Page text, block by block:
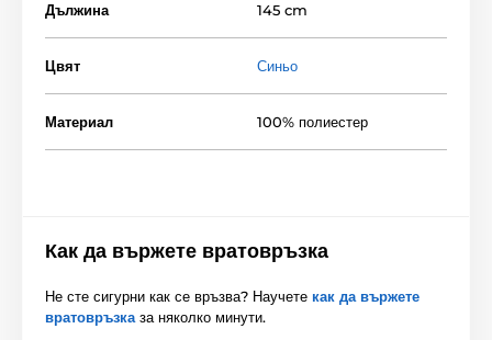
Дължина 145 cm
Цвят Синьо
Материал 100% полиестер
Как да вържете вратовръзка
Не сте сигурни как се връзва? Научете как да вържете
вратовръзка за няколко минути.